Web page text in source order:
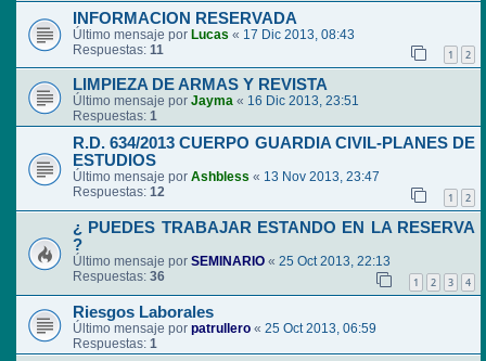
INFORMACION RESERVADA
Último mensaje por Lucas « 17 Dic 2013, 08:43
Respuestas: 11 1 2
LIMPIEZA DE ARMAS Y REVISTA
Último mensaje por Jayma « 16 Dic 2013, 23:51
Respuestas: 1
R.D. 634/2013 CUERPO GUARDIA CIVIL-PLANES DE
ESTUDIOS
Último mensaje por Ashbless « 13 Nov 2013, 23:47
Respuestas: 12 1 2
¿ PUEDES TRABAJAR ESTANDO EN LA RESERVA
?
Último mensaje por SEMINARIO « 25 Oct 2013, 22:13
Respuestas: 36 1 2 3 4
Riesgos Laborales
Último mensaje por patrullero « 25 Oct 2013, 06:59
Respuestas: 1